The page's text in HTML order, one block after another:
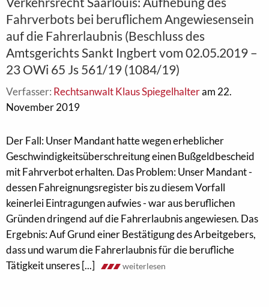
Fahrverbots bei beruflichem Angewiesensein
auf die Fahrerlaubnis (Beschluss des
Amtsgerichts Sankt Ingbert vom 02.05.2019 –
23 OWi 65 Js 561/19 (1084/19)
Verfasser: Rechtsanwalt Klaus Spiegelhalteram 22.
November 2019
Der Fall: Unser Mandant hatte wegen erheblicher
Geschwindigkeitsüberschreitung einen Bußgeldbescheid
mit Fahrverbot erhalten. Das Problem: Unser Mandant -
dessen Fahreignungsregister bis zu diesem Vorfall
keinerlei Eintragungen aufwies - war aus beruflichen
Gründen dringend auf die Fahrerlaubnis angewiesen. Das
Ergebnis: Auf Grund einer Bestätigung des Arbeitgebers,
dass und warum die Fahrerlaubnis für die berufliche
Tätigkeit unseres [...]
weiterlesen